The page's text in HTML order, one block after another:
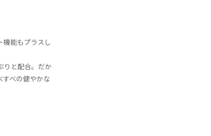
機能もプラスし
りと配合。だか
べの健やかな